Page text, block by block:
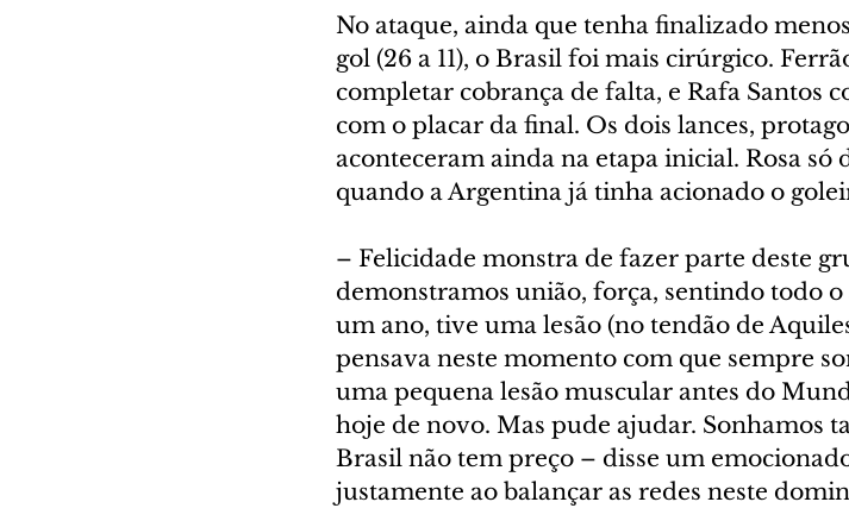
No ataque, ainda que tenha finalizado
gol (26 a 11), o Brasil foi mais cirúrgico.
completar cobrança de falta, e Rafa Santos
com o placar da final. Os dois lances,
aconteceram ainda na etapa inicial. Rosa só
quando a Argentina já tinha acionado o
– Felicidade monstra de fazer parte deste
demonstramos união, força, sentindo todo
um ano, tive uma lesão (no tendão de
pensava neste momento com que sempre
uma pequena lesão muscular antes do
hoje de novo. Mas pude ajudar. Sonhamos
Brasil não tem preço – disse um
justamente ao balançar as redes neste